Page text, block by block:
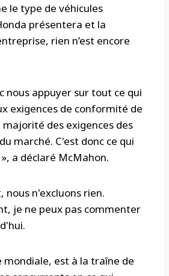
le type de véhicules
présentera et la
rien n’est encore
nous appuyer sur tout ce qui
exigences de conformité de
des exigences des
marché. C'est donc ce qui
a déclaré McMahon.
nous n'excluons rien.
je ne peux pas commenter
mondiale, est à la traîne de